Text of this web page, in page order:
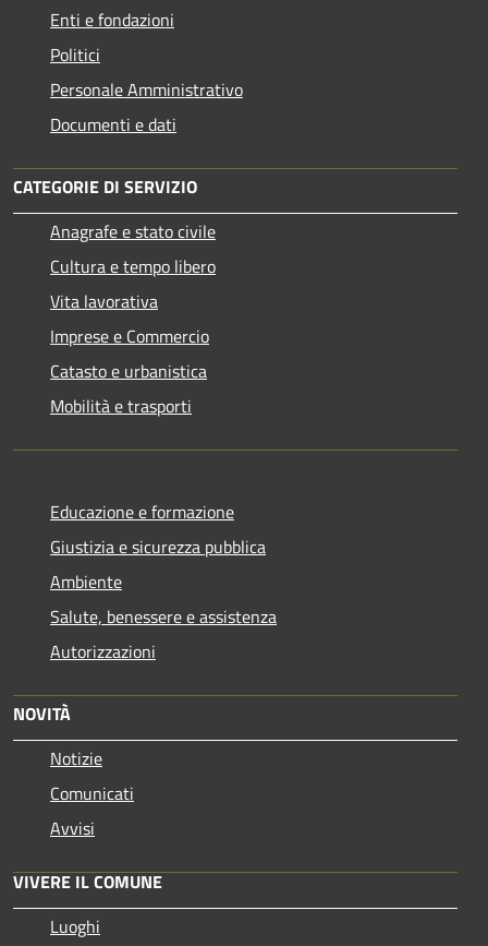
Enti e fondazioni
Politici
Personale Amministrativo
Documenti e dati
CATEGORIE DI SERVIZIO
Anagrafe e stato civile
Cultura e tempo libero
Vita lavorativa
Imprese e Commercio
Catasto e urbanistica
Mobilità e trasporti
Educazione e formazione
Giustizia e sicurezza pubblica
Ambiente
Salute, benessere e assistenza
Autorizzazioni
NOVITÀ
Notizie
Comunicati
Avvisi
VIVERE IL COMUNE
Luoghi